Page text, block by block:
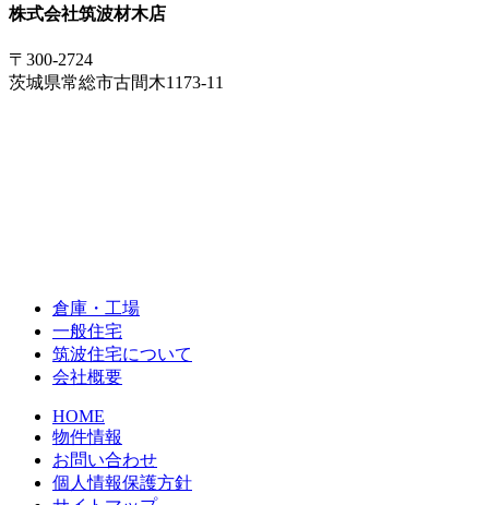
株式会社筑波材木店
〒300-2724
茨城県常総市古間木1173-11
倉庫・工場
一般住宅
筑波住宅について
会社概要
HOME
物件情報
お問い合わせ
個人情報保護方針